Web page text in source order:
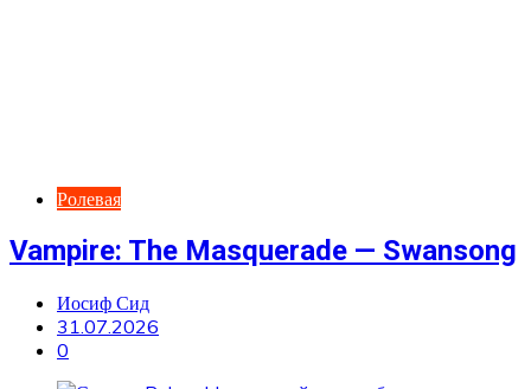
Ролевая
Vampire: The Masquerade — Swansong
Иосиф Сид
31.07.2026
0